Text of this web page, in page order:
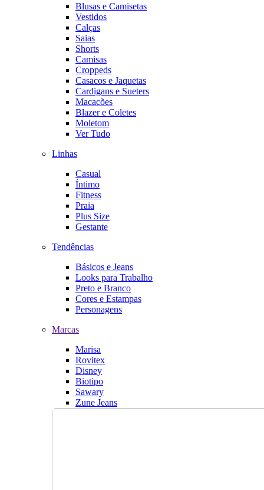
Blusas e Camisetas
Vestidos
Calças
Saias
Shorts
Camisas
Croppeds
Casacos e Jaquetas
Cardigans e Sueters
Macacões
Blazer e Coletes
Moletom
Ver Tudo
Linhas
Casual
Íntimo
Fitness
Praia
Plus Size
Gestante
Tendências
Básicos e Jeans
Looks para Trabalho
Preto e Branco
Cores e Estampas
Personagens
Marcas
Marisa
Rovitex
Disney
Biotipo
Sawary
Zune Jeans